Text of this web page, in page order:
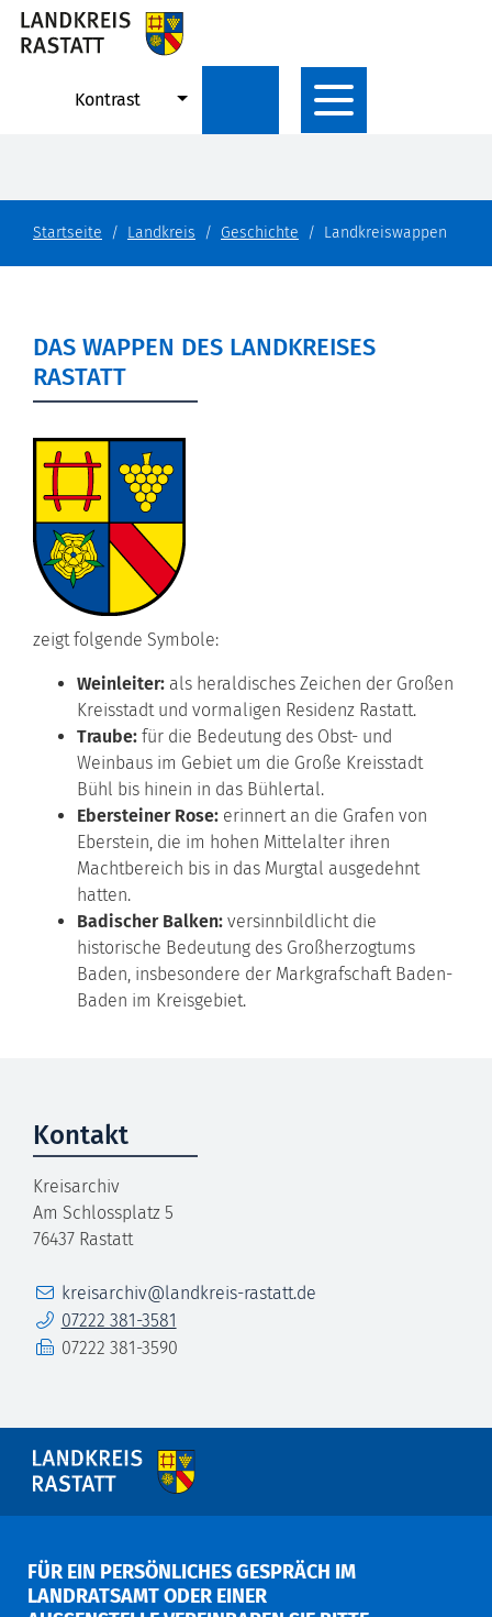
Kontrast
Startseite Landkreis Geschichte Landkreiswappen
DAS WAPPEN DES LANDKREISES
RASTATT
zeigt folgende Symbole:
Weinleiter: als heraldisches Zeichen der Großen
Kreisstadt und vormaligen Residenz Rastatt.
Traube: für die Bedeutung des Obst- und
Weinbaus im Gebiet um die Große Kreisstadt
Bühl bis hinein in das Bühlertal.
Ebersteiner Rose: erinnert an die Grafen von
Eberstein, die im hohen Mittelalter ihren
Machtbereich bis in das Murgtal ausgedehnt
hatten.
Badischer Balken: versinnbildlicht die
historische Bedeutung des Großherzogtums
Baden, insbesondere der Markgrafschaft Baden-
Baden im Kreisgebiet.
Kontakt
Kreisarchiv
Am Schlossplatz 5
76437 Rastatt
E-Mailkreisarchiv@landkreis-rastatt.de
Telefon07222 381-3581
Fax 07222 381-3590
FÜR EIN PERSÖNLICHES GESPRÄCH IM
LANDRATSAMT ODER EINER